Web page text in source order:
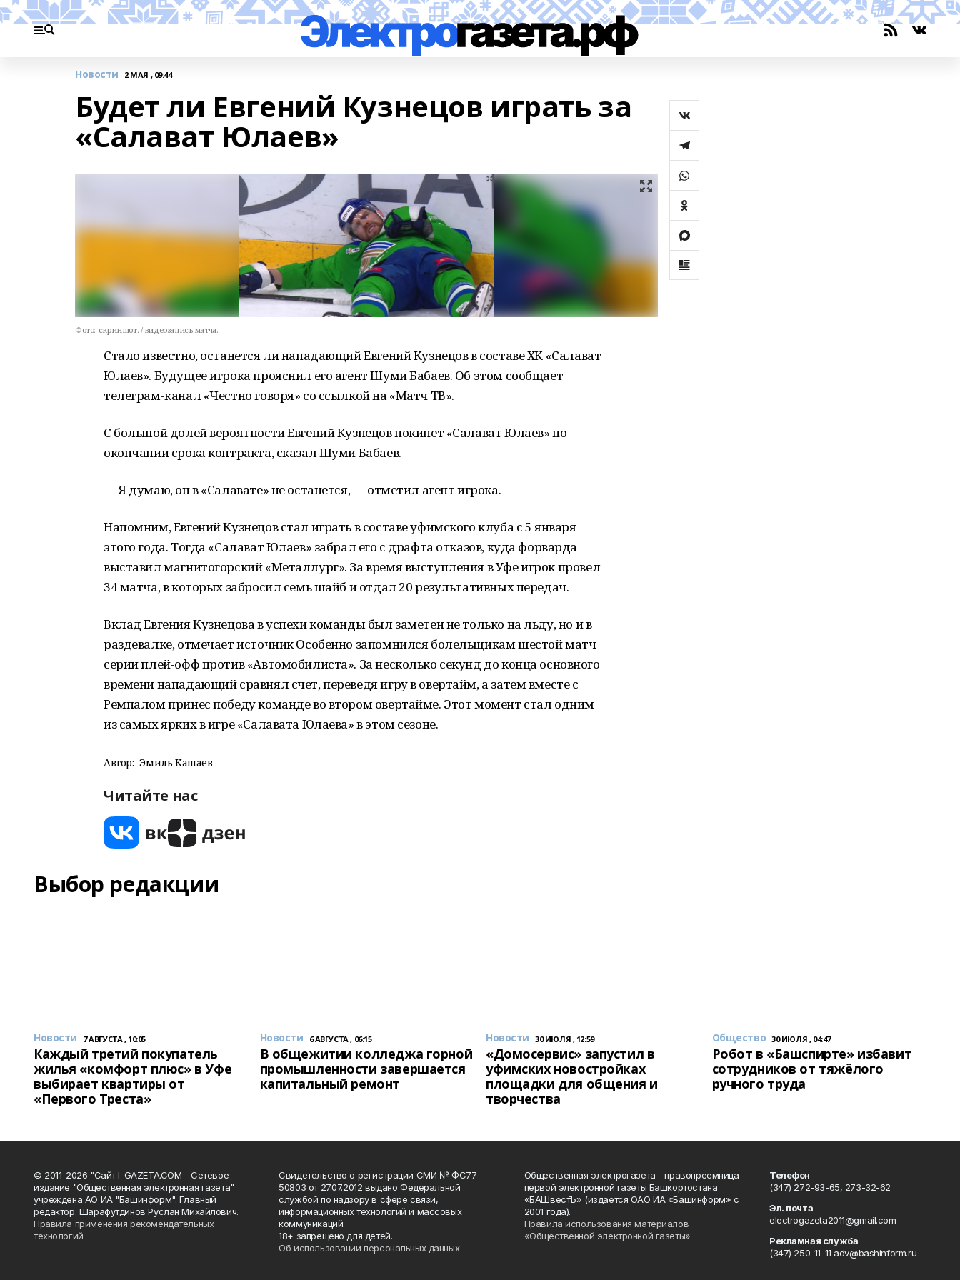
Новости 2 МАЯ , 09:44
Будет ли Евгений Кузнецов играть за
«Салават Юлаев»
Фото: скриншот. / видеозапись матча.
Стало известно, останется ли нападающий Евгений Кузнецов в составе ХК «Салават
Юлаев». Будущее игрока прояснил его агент Шуми Бабаев. Об этом сообщает
телеграм-канал «Честно говоря» со ссылкой на «Матч ТВ».
С большой долей вероятности Евгений Кузнецов покинет «Салават Юлаев» по
окончании срока контракта, сказал Шуми Бабаев.
— Я думаю, он в «Салавате» не останется, — отметил агент игрока.
Напомним, Евгений Кузнецов стал играть в составе уфимского клуба с 5 января
этого года. Тогда «Салават Юлаев» забрал его с драфта отказов, куда форварда
выставил магнитогорский «Металлург». За время выступления в Уфе игрок провел
34 матча, в которых забросил семь шайб и отдал 20 результативных передач.
Вклад Евгения Кузнецова в успехи команды был заметен не только на льду, но и в
раздевалке, отмечает источник Особенно запомнился болельщикам шестой матч
серии плей-офф против «Автомобилиста». За несколько секунд до конца основного
времени нападающий сравнял счет, переведя игру в овертайм, а затем вместе с
Ремпалом принес победу команде во втором овертайме. Этот момент стал одним
из самых ярких в игре «Салавата Юлаева» в этом сезоне.
Автор: Эмиль Кашаев
Читайте нас
Выбор редакции
Новости 7 АВГУСТА , 10:05
Каждый третий покупатель
жилья «комфорт плюс» в Уфе
выбирает квартиры от
«Первого Треста»
Новости 6 АВГУСТА , 06:15
В общежитии колледжа горной
промышленности завершается
капитальный ремонт
Новости 30 ИЮЛЯ , 12:59
«Домосервис» запустил в
уфимских новостройках
площадки для общения и
творчества
Общество 30 ИЮЛЯ , 04:47
Робот в «Башспирте» избавит
сотрудников от тяжёлого
ручного труда
© 2011-2026 "Сайт I-GAZETA.COM - Сетевое
издание "Общественная электронная газета"
учреждена АО ИА "Башинформ". Главный
редактор: Шарафутдинов Руслан Михайлович.
Правила применения рекомендательных
технологий
Свидетельство о регистрации СМИ № ФС77-
50803 от 27.07.2012 выдано Федеральной
службой по надзору в сфере связи,
информационных технологий и массовых
коммуникаций.
18+ запрещено для детей.
Об использовании персональных данных
Общественная электрогазета - правопреемница
первой электронной газеты Башкортостана
«БАШвестЪ» (издается ОАО ИА «Башинформ» с
2001 года).
Правила использования материалов
«Общественной электронной газеты»
Телефон
(347) 272-93-65, 273-32-62
Эл. почта
electrogazeta2011@gmail.com
Рекламная служба
(347) 250-11-11 adv@bashinform.ru